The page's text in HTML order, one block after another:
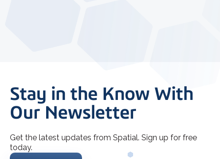
Stay in the Know With
Our Newsletter
Get the latest updates from Spatial. Sign up for free
today.